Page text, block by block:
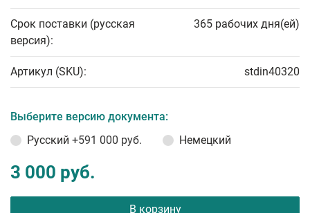
Срок поставки (русская
версия):
365 рабочих дня(ей)
Артикул (SKU): stdin40320
Выберите версию документа:
Русский +591 000 руб. Немецкий
3 000 руб.
В корзину